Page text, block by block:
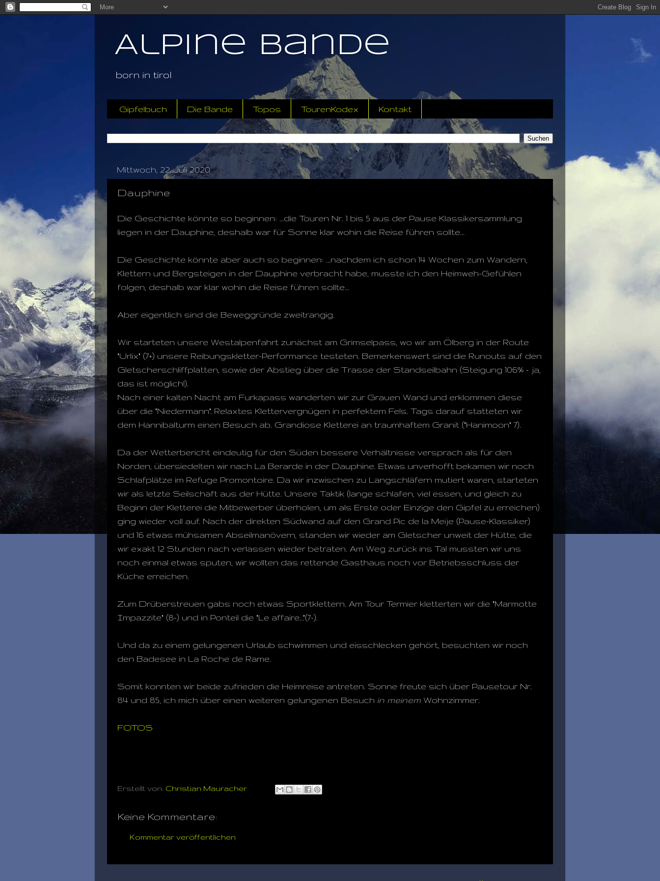
Alpine Bande
born in tirol
Gipfelbuch Die Bande Topos TourenKodex Kontakt
Mittwoch, 22. Juli 2020
Dauphine
Die Geschichte könnte so beginnen: ...die Touren Nr. 1 bis 5 aus der Pause Klassikersammlung
liegen in der Dauphine, deshalb war für Sonne klar wohin die Reise führen sollte...
Die Geschichte könnte aber auch so beginnen: ...nachdem ich schon 14 Wochen zum Wandern,
Klettern und Bergsteigen in der Dauphine verbracht habe, musste ich den Heimweh-Gefühlen
folgen, deshalb war klar wohin die Reise führen sollte...
Aber eigentlich sind die Beweggründe zweitrangig.
Wir starteten unsere Westalpenfahrt zunächst am Grimselpass, wo wir am Ölberg in der Route
"Urlix" (7+) unsere Reibungskletter-Performance testeten. Bemerkenswert sind die Runouts auf den
Gletscherschliffplatten, sowie der Abstieg über die Trasse der Standseilbahn (Steigung 106% - ja,
das ist möglich!).
Nach einer kalten Nacht am Furkapass wanderten wir zur Grauen Wand und erklommen diese
über die "Niedermann". Relaxtes Klettervergnügen in perfektem Fels. Tags darauf statteten wir
dem Hannibalturm einen Besuch ab. Grandiose Kletterei an traumhaftem Granit ("Hanimoon" 7).
Da der Wetterbericht eindeutig für den Süden bessere Verhältnisse versprach als für den
Norden, übersiedelten wir nach La Berarde in der Dauphine. Etwas unverhofft bekamen wir noch
Schlafplätze im Refuge Promontoire. Da wir inzwischen zu Langschläfern mutiert waren, starteten
wir als letzte Seilschaft aus der Hütte. Unsere Taktik (lange schlafen, viel essen, und gleich zu
Beginn der Kletterei die Mitbewerber überholen, um als Erste oder Einzige den Gipfel zu erreichen)
ging wieder voll auf. Nach der direkten Südwand auf den Grand Pic de la Meije (Pause-Klassiker)
und 16 etwas mühsamen Abseilmanövern, standen wir wieder am Gletscher unweit der Hütte, die
wir exakt 12 Stunden nach verlassen wieder betraten. Am Weg zurück ins Tal mussten wir uns
noch einmal etwas sputen, wir wollten das rettende Gasthaus noch vor Betriebsschluss der
Küche erreichen.
Zum Drüberstreuen gabs noch etwas Sportklettern. Am Tour Termier kletterten wir die "Marmotte
Impazzite" (8-) und in Ponteil die "Le affaire..."(7-).
Und da zu einem gelungenen Urlaub schwimmen und eisschlecken gehört, besuchten wir noch
den Badesee in La Roche de Rame.
Somit konnten wir beide zufrieden die Heimreise antreten. Sonne freute sich über Pausetour Nr.
84 und 85, ich mich über einen weiteren gelungenen Besuch in meinem Wohnzimmer.
FOTOS
Erstellt von: Christian Mauracher
Keine Kommentare:
Kommentar veröffentlichen